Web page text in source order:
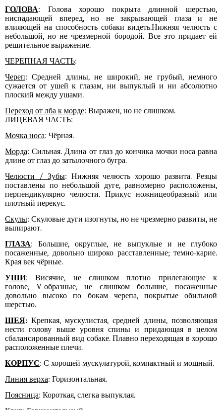
ГОЛОВА:
Голова хорошо покрыта длинной шерстью,
ниспадающей вперед, но не закрывающей глаза и не
влияющей на способность собаки видеть.Нижняя челюсть с
небольшой, но не чрезмерной бородой. Все это придает ей
решительное выражение.
ЧЕРЕПНАЯ ЧАСТЬ:
Череп: Средней длины, не широкий, не грубый, немного
сужается от ушей к глазам, ни выпуклый и ни абсолютно
плоский между ушами.
Переход от лба к морде: Выражен, но не слишком.
ЛИЦЕВАЯ ЧАСТЬ:
Мочка носа: Чёрная.
Морда: Сильная. Длина от глаз до кончика мочки носа равна
длине от глаз до затылочного бугра.
Челюсти / Зубы: Нижняя челюсть хорошо развита. Резцы
поставлены по небольшой дуге, равномерно расположены,
перпендикулярно челюсти. Прикус ножницеобразный или
плотный перекус.
Скулы: Скуловые дуги изогнуты, но не чрезмерно развиты, не
выпирают.
ГЛАЗА: Большие, округлые, не выпуклые и не глубоко
посаженные, довольно широко расставленные; темно-карие.
Края век чёрные.
УШИ: Висячие, не слишком плотно прилегающие к
голове, V-образные, не слишком большие, посаженные
довольно высоко по бокам черепа, покрытые обильной
шерстью.
ШЕЯ: Крепкая, мускулистая, средней длины, позволяющая
нести голову выше уровня спины и придающая в целом
сбалансированный вид собаке. Плавно переходящая в хорошо
расположенные плечи.
КОРПУС: С хорошей мускулатурой, компактный и мощный.
Линия верха: Горизонтальная.
Поясница: Короткая, слегка выпуклая.